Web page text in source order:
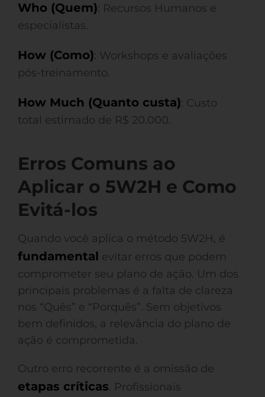
Who (Quem): Recursos Humanos e
especialistas.
How (Como): Workshops e avaliações
pós-treinamento.
How Much (Quanto custa): Custo
total estimado de R$ 20.000.
Erros Comuns ao
Aplicar o 5W2H e Como
Evitá-los
Quando você aplica o método 5W2H, é
fundamental evitar erros que podem
comprometer seu plano de ação. Um dos
principais problemas é a falta de clareza
nos “Quês” e “Porquês”. Sem objetivos
bem definidos, a relevância do plano de
ação é comprometida.
Outro erro recorrente é a omissão de
etapas críticas. Profissionais